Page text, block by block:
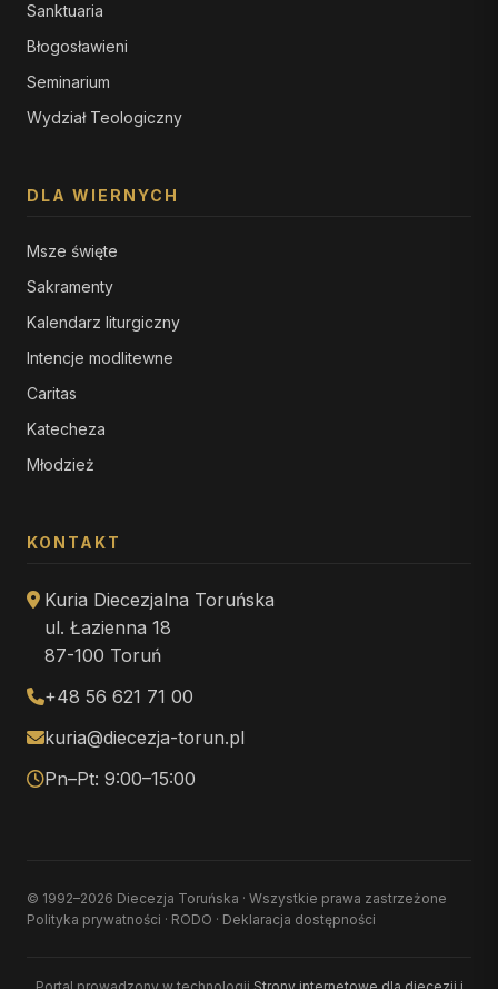
Sanktuaria
Błogosławieni
Seminarium
Wydział Teologiczny
DLA WIERNYCH
Msze święte
Sakramenty
Kalendarz liturgiczny
Intencje modlitewne
Caritas
Katecheza
Młodzież
KONTAKT
Kuria Diecezjalna Toruńska
ul. Łazienna 18
87-100 Toruń
+48 56 621 71 00
kuria@diecezja-torun.pl
Pn–Pt: 9:00–15:00
© 1992–2026 Diecezja Toruńska · Wszystkie prawa zastrzeżone
Polityka prywatności · RODO · Deklaracja dostępności